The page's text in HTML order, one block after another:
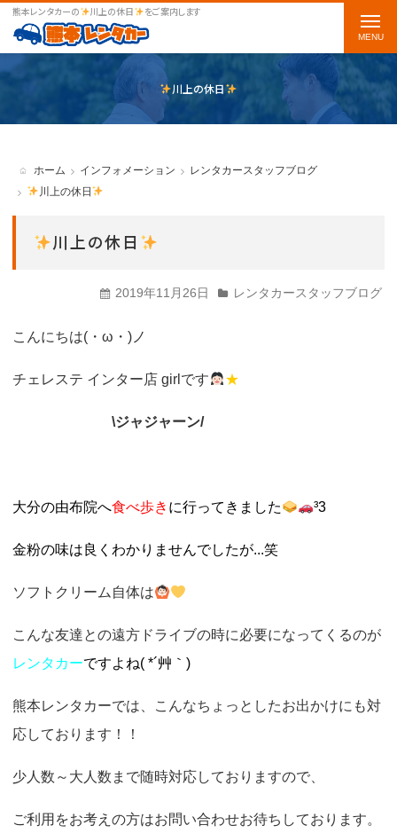
熊本レンタカーの 川上の休日 をご案内します
川上の休日
ホーム インフォメーション
レンタカースタッフブログ
川上の休日
川上の休日
2019年11月26日 レンタカースタッフブログ
こんにちは(・ω・)ノ
チェレステ インター店 girlです ★
\ジャジャーン/
大分の由布院へ食べ歩き に行ってきました ³3
金粉の味は良くわかりませんでしたが...笑
ソフトクリーム自体は
こんな友達との遠方ドライブの時に必要になってくるのが
レンタカーですよね( *´艸｀)
熊本レンタカーでは、こんなちょっとしたお出かけにも対
応しております！！
少人数～大人数まで随時対応しておりますので、
ご利用をお考えの方はお問い合わせお待ちしております。
t
o
g
l
g